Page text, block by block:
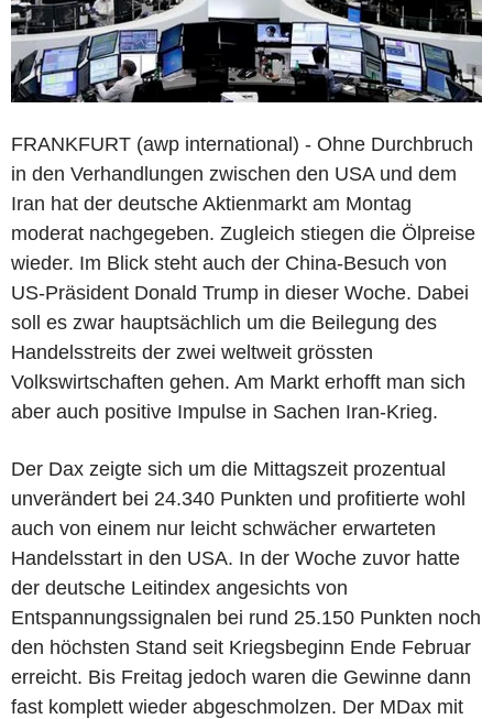
FRANKFURT (awp international) - Ohne Durchbruch
in den Verhandlungen zwischen den USA und dem
Iran hat der deutsche Aktienmarkt am Montag
moderat nachgegeben. Zugleich stiegen die Ölpreise
wieder. Im Blick steht auch der China-Besuch von
US-Präsident Donald Trump in dieser Woche. Dabei
soll es zwar hauptsächlich um die Beilegung des
Handelsstreits der zwei weltweit grössten
Volkswirtschaften gehen. Am Markt erhofft man sich
aber auch positive Impulse in Sachen Iran-Krieg.
Der Dax zeigte sich um die Mittagszeit prozentual
unverändert bei 24.340 Punkten und profitierte wohl
auch von einem nur leicht schwächer erwarteten
Handelsstart in den USA. In der Woche zuvor hatte
der deutsche Leitindex angesichts von
Entspannungssignalen bei rund 25.150 Punkten noch
den höchsten Stand seit Kriegsbeginn Ende Februar
erreicht. Bis Freitag jedoch waren die Gewinne dann
fast komplett wieder abgeschmolzen. Der MDax mit